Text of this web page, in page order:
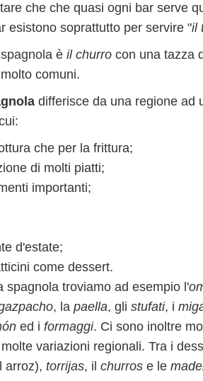
che che quasi ogni bar serve
esistono soprattutto per servire "il
è il churro con una tazza
comuni.
differisce da una regione ad
che per la frittura;
di molti piatti;
importanti;
d'estate;
come dessert.
spagnola troviamo ad esempio l'
, la paella, gli stufati, i
ed i formaggi. Ci sono inoltre
variazioni regionali. Tra i
arroz), torrijas, il churros e le